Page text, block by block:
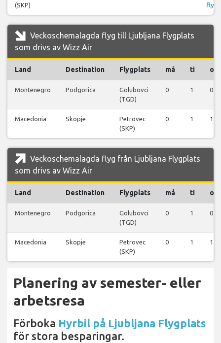
(SKP)
flyg
Veckoschemalagda flyg till Ljubljana Flygplats
som drivs av Wizz Air
Land Destination Flygplats må ti on
Montenegro Podgorica
Golubovci
(TGD)
0 1 0
Macedonia Skopje
Petrovec
(SKP)
0 1 1
Veckoschemalagda flyg från Ljubljana Flygplats
som drivs av Wizz Air
Land Destination Flygplats må ti on
Montenegro Podgorica
Golubovci
(TGD)
0 1 0
Macedonia Skopje
Petrovec
(SKP)
0 1 1
Planering av semester- eller
arbetsresa
Förboka Hyrbil på Ljubljana Flygplats
för stora besparingar.